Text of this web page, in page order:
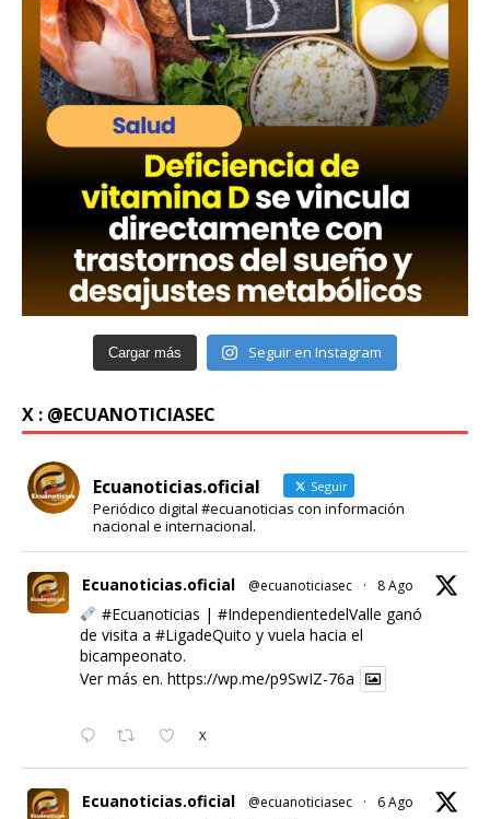
Cargar más Seguir en Instagram
X : @ECUANOTICIASEC
Ecuanoticias.oficial Seguir
Periódico digital #ecuanoticias con información
nacional e internacional.
Ecuanoticias.oficial @ecuanoticiasec · 8 Ago
#Ecuanoticias | #IndependientedelValle ganó
de visita a #LigadeQuito y vuela hacia el
bicampeonato.
Ver más en. https://wp.me/p9SwIZ-76a
X
Ecuanoticias.oficial @ecuanoticiasec · 6 Ago